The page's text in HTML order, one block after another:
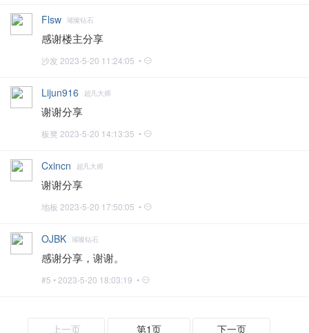
Flsw 璀璨钻石
感谢楼主分享
沙发 2023-5-20 11:24:05 •
Lijun916 超凡大师
谢谢分享
板凳 2023-5-20 14:13:35 •
Cxincn 超凡大师
谢谢分享
地板 2023-5-20 17:50:05 •
OJBK 璀璨钻石
感谢分享，谢谢。
#5 • 2023-5-20 18:03:19 •
上一页 第1页 下一页